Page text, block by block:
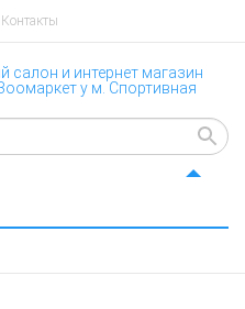
Контакты